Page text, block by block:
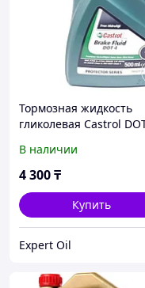
Тормозная жидкость
гликолевая Castrol
В наличии
4 300₸
Купить
Expert Oil